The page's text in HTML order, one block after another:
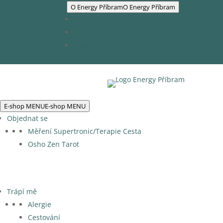
O Energy PříbramO Energy Příbram
E-shop MENUE-shop MENU
Objednat se
Měření Supertronic/Terapie Cesta
Osho Zen Tarot
Trápí mě
Alergie
Cestování